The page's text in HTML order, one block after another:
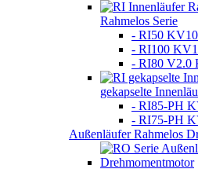
Rahmelos Serie
- RI50
- RI100
- RI80 V2.0
gekapselte
- RI85-PH
- RI75-PH
Außenläufer Rahmelos